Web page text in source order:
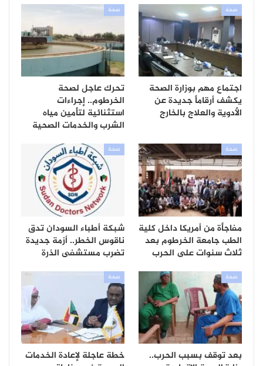
صحة
اجتماع مهم بوزارة الصحة
يكشف أرقاماً جديدة عن
الأدوية والعلاج بالخارج
صحة
تحرك عاجل لصحة
الخرطوم.. إجراءات
استثنائية لتأمين مياه
الشرب والخدمات الصحية
صحة
مفاجأة من أمريكا داخل كلية
الطب جامعة الخرطوم بعد
ثلاث سنوات على الحرب
صحة
شبكة أطباء السودان تدق
ناقوس الخطر.. أزمة جديدة
تضرب مستشفى الذرة
صحة
بعد توقف بسبب الحرب..
صحة
خطة عاجلة لإعادة الخدمات